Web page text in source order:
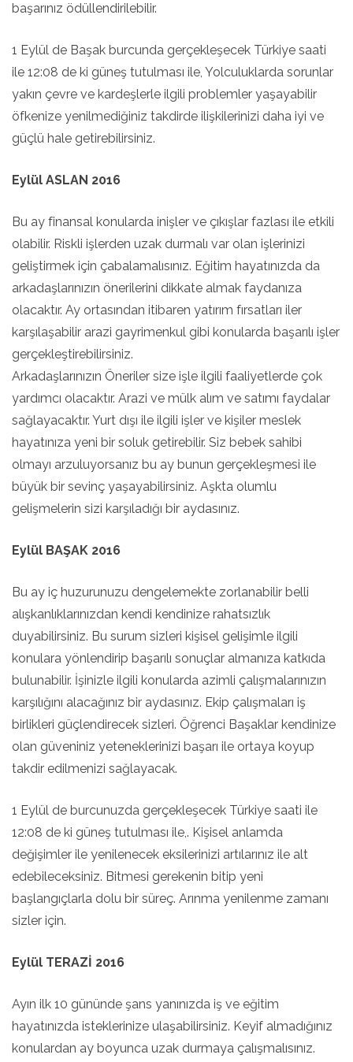
başarınız ödüllendirilebilir.
1 Eylül de Başak burcunda gerçekleşecek Türkiye saati
ile 12:08 de ki güneş tutulması ile, Yolculuklarda sorunlar
yakın çevre ve kardeşlerle ilgili problemler yaşayabilir
öfkenize yenilmediğiniz takdirde ilişkilerinizi daha iyi ve
güçlü hale getirebilirsiniz.
Eylül ASLAN 2016
Bu ay finansal konularda inişler ve çıkışlar fazlası ile etkili
olabilir. Riskli işlerden uzak durmalı var olan işlerinizi
geliştirmek için çabalamalısınız. Eğitim hayatınızda da
arkadaşlarınızın önerilerini dikkate almak faydanıza
olacaktır. Ay ortasından itibaren yatırım fırsatları iler
karşılaşabilir arazi gayrimenkul gibi konularda başarılı işler
gerçekleştirebilirsiniz.
Arkadaşlarınızın Öneriler size işle ilgili faaliyetlerde çok
yardımcı olacaktır. Arazi ve mülk alım ve satımı faydalar
sağlayacaktır. Yurt dışı ile ilgili işler ve kişiler meslek
hayatınıza yeni bir soluk getirebilir. Siz bebek sahibi
olmayı arzuluyorsanız bu ay bunun gerçekleşmesi ile
büyük bir sevinç yaşayabilirsiniz. Aşkta olumlu
gelişmelerin sizi karşıladığı bir aydasınız.
Eylül BAŞAK 2016
Bu ay iç huzurunuzu dengelemekte zorlanabilir belli
alışkanlıklarınızdan kendi kendinize rahatsızlık
duyabilirsiniz. Bu surum sizleri kişisel gelişimle ilgili
konulara yönlendirip başarılı sonuçlar almanıza katkıda
bulunabilir. İşinizle ilgili konularda azimli çalışmalarınızın
karşılığını alacağınız bir aydasınız. Ekip çalışmaları iş
birlikleri güçlendirecek sizleri. Öğrenci Başaklar kendinize
olan güveniniz yeteneklerinizi başarı ile ortaya koyup
takdir edilmenizi sağlayacak.
1 Eylül de burcunuzda gerçekleşecek Türkiye saati ile
12:08 de ki güneş tutulması ile,. Kişisel anlamda
değişimler ile yenilenecek eksilerinizi artılarınız ile alt
edebileceksiniz. Bitmesi gerekenin bitip yeni
başlangıçlarla dolu bir süreç. Arınma yenilenme zamanı
sizler için.
Eylül TERAZİ 2016
Ayın ilk 10 gününde şans yanınızda iş ve eğitim
hayatınızda isteklerinize ulaşabilirsiniz. Keyif almadığınız
konulardan ay boyunca uzak durmaya çalışmalısınız.